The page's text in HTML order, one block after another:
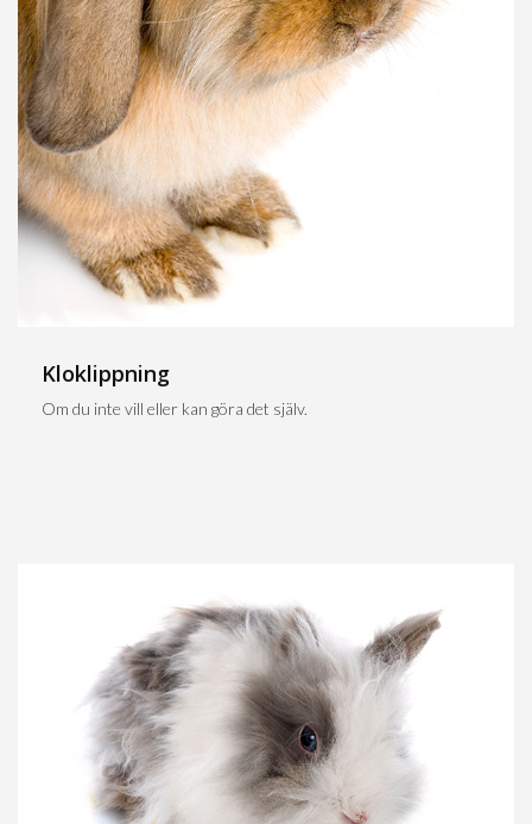
Kloklippning
Om du inte vill eller kan göra det själv.